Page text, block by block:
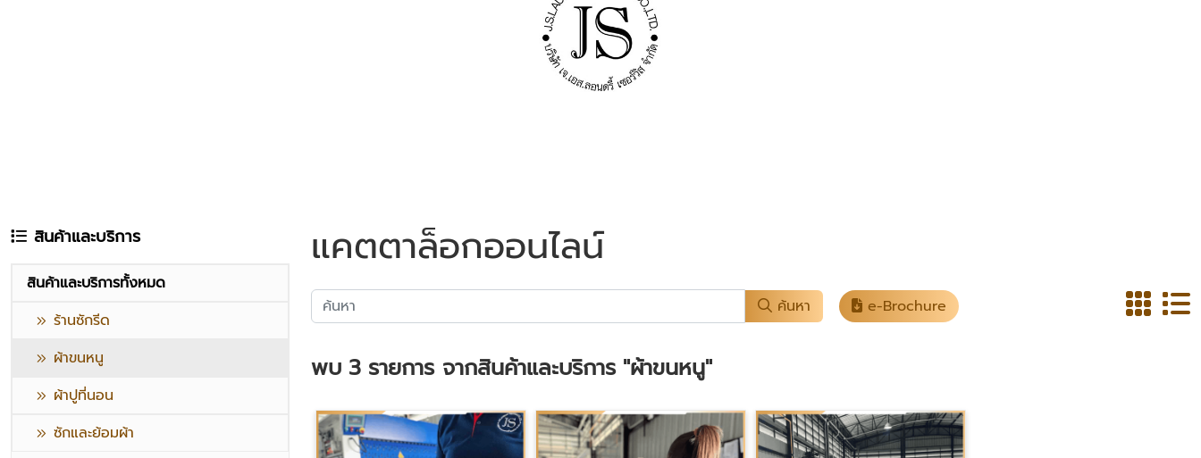
สินค้าและบริการ
สินค้าและบริการทั้งหมด
ร้านซักรีด
ผ้าขนหนู
ผ้าปูที่นอน
ซักและย้อมผ้า
แคตตาล็อกออนไลน์
ค้นหา e-Brochure
พบ 3 รายการ จากสินค้าและบริการ "ผ้าขนหนู"